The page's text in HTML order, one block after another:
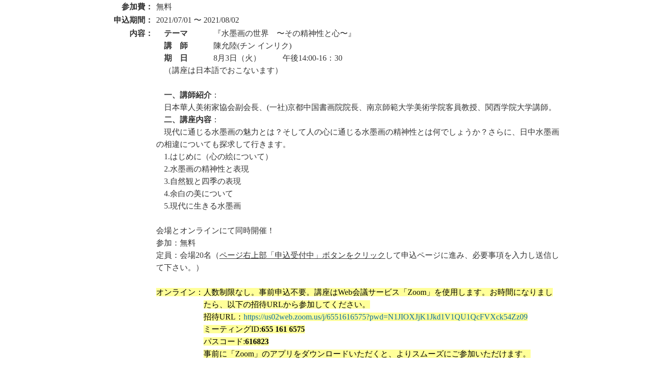
参加費：
無料
申込期間：
2021/07/01 〜 2021/08/02
内容：
テーマ
『水墨画の世界 〜その精神性と心〜』
講
師
陳允陸(チン インリク)
期
日 8月3日（火）
午後14:00-16：30
（講座は日本語でおこないます）
一、講師紹介 ：
日本華人美術家協会副会長、(一社)京都中国書画院院長、南京師範大学美術学院客員教授、関西学院大学講師。
二、講座内容 ：
現代に通じる水墨画の魅力とは？そして人の心に通じる水墨画の精神性とは何でしょうか？さらに、日中水墨画
の相違についても探求して行きます。
1.はじめに（心の絵について）
2.水墨画の精神性と表現
3.自然観と四季の表現
4.余白の美について
5.現代に生きる水墨画
会場とオンラインにて同時開催！
参加：無料
定員：会場20名（ページ右上部「申込受付中」ボタンをクリック して申込ページに進み、必要事項を入力し送信し
て下さい。）
オンライン：人数制限なし。事前申込不要。講座はWeb会議サービス「Zoom」を使用します。お時間になりまし
たら、以下の招待URLから参加してください。
招待URL： https://us02web.zoom.us/j/6551616575?pwd=N1JIOXJjK1Jkd1V1QU1QcFVXck54Zz09
ミーティングID:655 161 6575
パスコード:616823
事前に「Zoom」のアプリをダウンロードいただくと、よりスムーズにご参加いただけます。